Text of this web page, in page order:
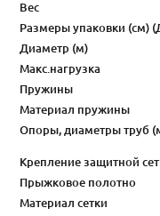
Вес
Размеры упаковки (см)
Диаметр (м)
Макс.нагрузка
Пружины
Материал пружины
Опоры, диаметры труб
Крепление защитной
Прыжковое полотно
Материал сетки